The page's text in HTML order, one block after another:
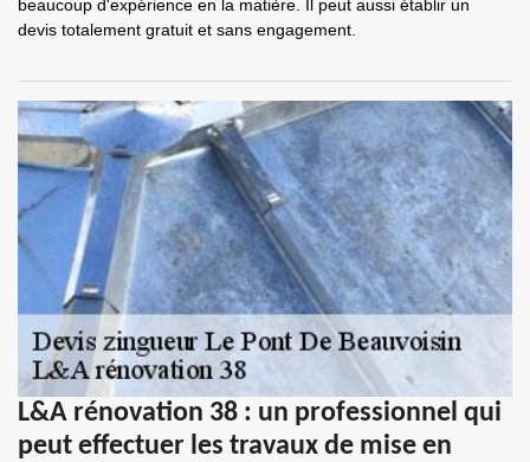
beaucoup d'expérience en la matière. Il peut aussi établir un
devis totalement gratuit et sans engagement.
L&A rénovation 38 : un professionnel qui
peut effectuer les travaux de mise en